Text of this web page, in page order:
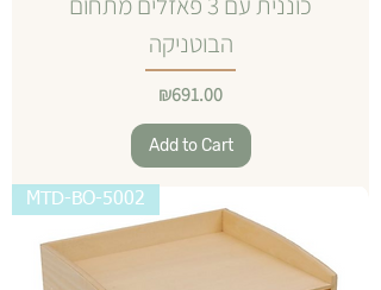
הבוטניקה
Price
₪691.00
Add to Cart
MTD-BO-5002